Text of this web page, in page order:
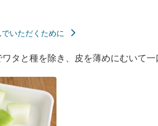
いただくために
タと種を除き、皮を薄めにむいて一